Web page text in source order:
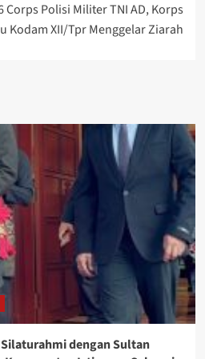
Corps Polisi Militer TNI AD, Korps
Kodam XII/Tpr Menggelar Ziarah
dengan Sultan